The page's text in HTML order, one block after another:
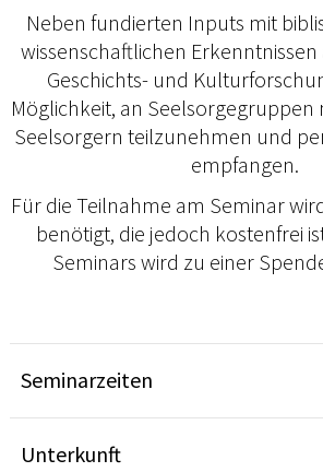
Neben fundierten Inputs mit
wissenschaftlichen Erkenntnissen
Geschichts- und
Möglichkeit, an Seelsorgegruppen
Seelsorgern teilzunehmen und
empfangen.
Für die Teilnahme am Seminar
benötigt, die jedoch kostenfrei
Seminars wird zu einer
Seminarzeiten
Unterkunft